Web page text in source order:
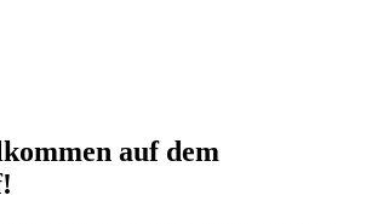
auf dem